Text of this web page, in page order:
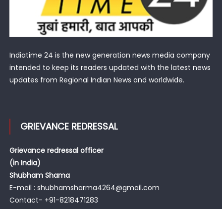
Indiatime 24 is the new generation news media company
intended to keep its readers updated with the latest news
updates from Regional Indian News and worldwide.
GRIEVANCE REDRESSAL
Grievance redressal officer
(in India)
Shubham Shama
E-mail : shubhamsharma4264@gmail.com
Contact- +91-8218471283